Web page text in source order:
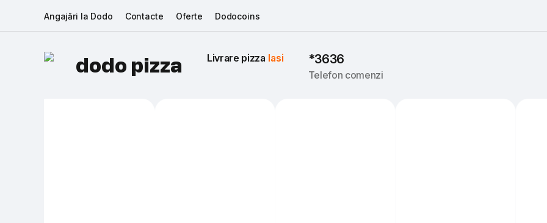
Angajări la Dodo Contacte Oferte Dodocoins
dodo pizza Livrare pizza Iasi *3636
Telefon comenzi